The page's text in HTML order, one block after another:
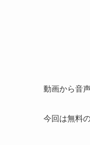
動画から音
今回は無料